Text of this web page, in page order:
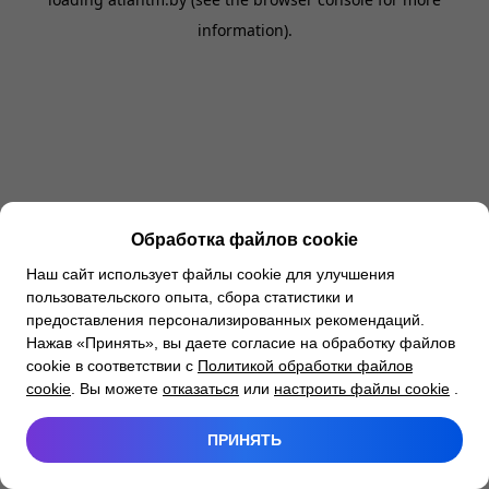
information).
Обработка файлов cookie
Наш сайт использует файлы cookie для улучшения
пользовательского опыта, сбора статистики и
предоставления персонализированных рекомендаций.
Нажав «Принять», вы даете согласие на обработку файлов
cookie в соответствии с Политикой обработки файлов
cookie . Вы можете отказаться или настроить файлы cookie
ПРИНЯТЬ